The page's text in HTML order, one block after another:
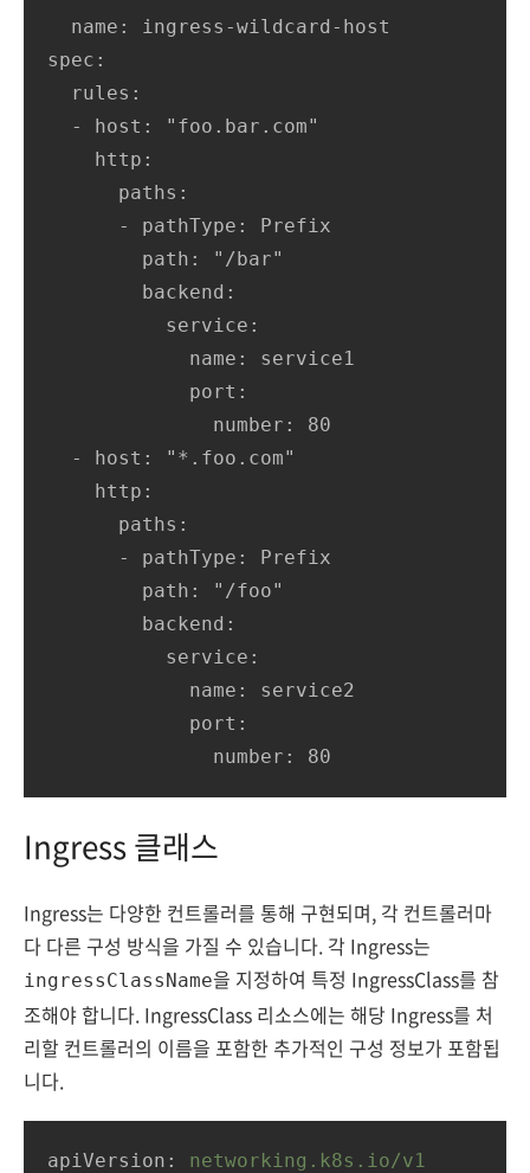
spec:
              number: 80
Ingress 클래스
Ingress는 다양한 컨트롤러를 통해 구현되며, 각 컨트롤러마
다 다른 구성 방식을 가질 수 있습니다. 각 Ingress는
ingressClassName을 지정하여 특정 IngressClass를 참
조해야 합니다. IngressClass 리소스에는 해당 Ingress를 처
리할 컨트롤러의 이름을 포함한 추가적인 구성 정보가 포함됩
니다.
apiVersion : networking.k8s.io/v1